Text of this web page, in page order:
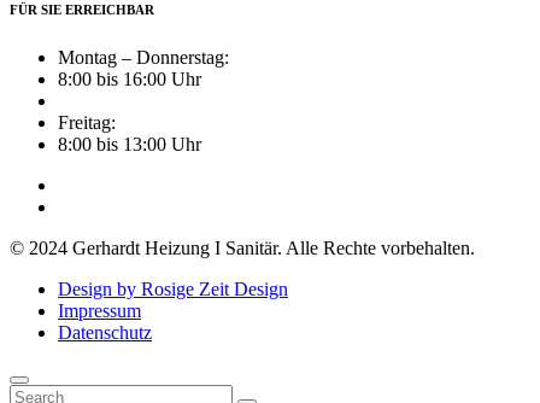
FÜR SIE ERREICHBAR
Montag – Donnerstag:
8:00 bis 16:00 Uhr
Freitag:
8:00 bis 13:00 Uhr
© 2024 Gerhardt Heizung I Sanitär. Alle Rechte vorbehalten.
Design by Rosige Zeit Design
Impressum
Datenschutz